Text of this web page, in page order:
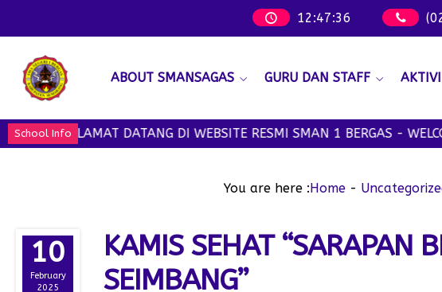
12:47:38
ABOUT SMANSAGAS GURU DAN STAFF
School InfoDATANG DI WEBSITE RESMI SMAN 1 BERGAS - WELCOME TO
You are here :Home -
10
February
2025
KAMIS SEHAT “SARAPAN
SEIMBANG”